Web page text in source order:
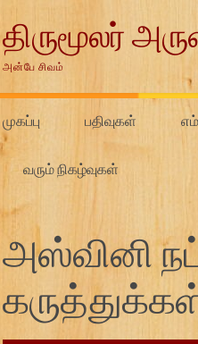
திருமூலர்
அன்பே சிவம்
முகப்பு பதிவுகள்
வரும் நிகழ்வுகள்
அஸ்வினி